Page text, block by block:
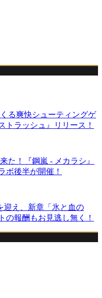
る爽快シューティングゲ
トラッシュ』リリース！
た！『鋼嵐 - メカラシ』
ボ後半が開催！
迎え、新章「氷と血の
の報酬もお見逃し無く！